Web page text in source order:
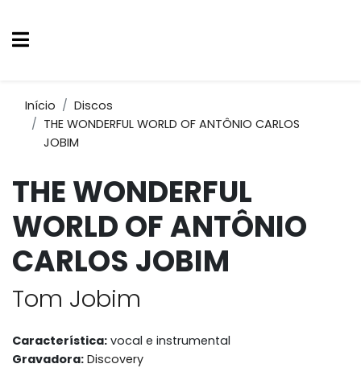
Início
Discos
THE WONDERFUL WORLD OF ANTÔNIO CARLOS
JOBIM
THE WONDERFUL
WORLD OF ANTÔNIO
CARLOS JOBIM
Tom Jobim
Característica: vocal e instrumental
Gravadora: Discovery